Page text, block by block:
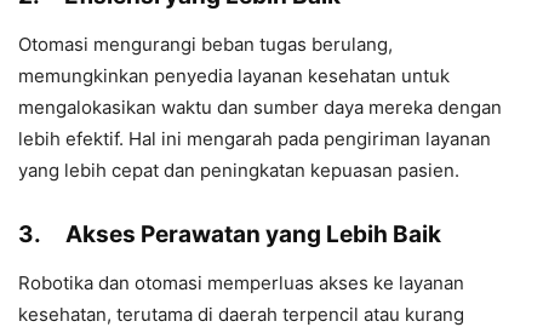
Otomasi mengurangi beban tugas berulang,
memungkinkan penyedia layanan kesehatan untuk
mengalokasikan waktu dan sumber daya mereka dengan
lebih efektif. Hal ini mengarah pada pengiriman layanan
yang lebih cepat dan peningkatan kepuasan pasien.
3. Akses Perawatan yang Lebih Baik
Robotika dan otomasi memperluas akses ke layanan
kesehatan, terutama di daerah terpencil atau kurang